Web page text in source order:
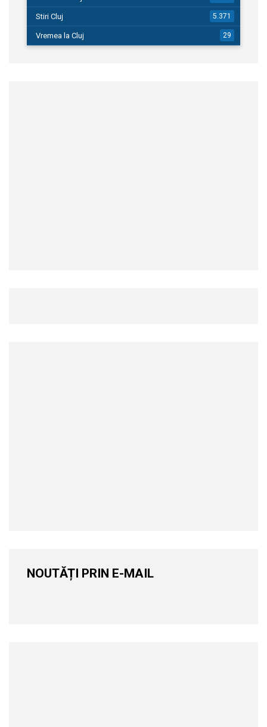
Stiri Cluj 5.371
Vremea la Cluj 29
NOUTĂȚI PRIN E-MAIL